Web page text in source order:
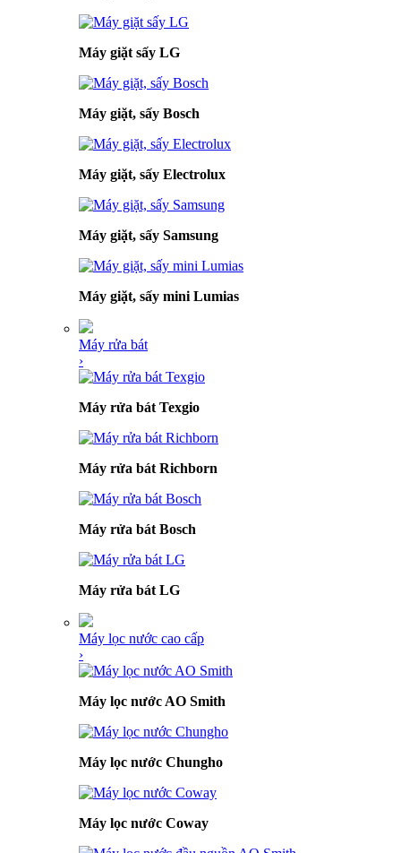
Máy giặt sấy LG
Máy giặt, sấy Bosch
Máy giặt, sấy Electrolux
Máy giặt, sấy Samsung
Máy giặt, sấy mini Lumias
Máy rửa bát
›
Máy rửa bát Texgio
Máy rửa bát Richborn
Máy rửa bát Bosch
Máy rửa bát LG
Máy lọc nước cao cấp
›
Máy lọc nước AO Smith
Máy lọc nước Chungho
Máy lọc nước Coway